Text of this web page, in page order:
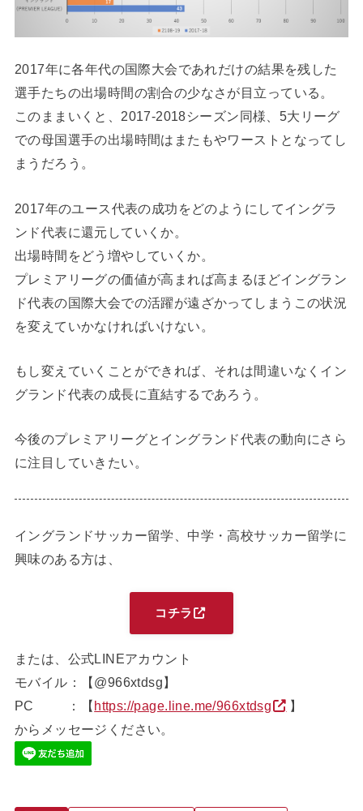
2017年に各年代の国際大会であれだけの結果を残した
選手たちの出場時間の割合の少なさが目立っている。
このままいくと、2017-2018シーズン同様、5大リーグ
での母国選手の出場時間はまたもやワーストとなってし
まうだろう。
2017年のユース代表の成功をどのようにしてイングラ
ンド代表に還元していくか。
出場時間をどう増やしていくか。
プレミアリーグの価値が高まれば高まるほどイングラン
ド代表の国際大会での活躍が遠ざかってしまうこの状況
を変えていかなければいけない。
もし変えていくことができれば、それは間違いなくイン
グランド代表の成長に直結するであろう。
今後のプレミアリーグとイングランド代表の動向にさら
に注目していきたい。
イングランドサッカー留学、中学・高校サッカー留学に
興味のある方は、
コチラ
または、公式LINEアカウント
モバイル：【@966xtdsg】
PC ：【https://page.line.me/966xtdsg
】
からメッセージください。